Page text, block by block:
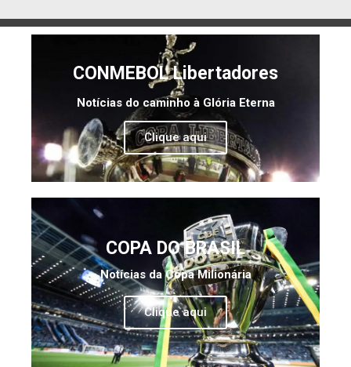
CONMEBOL Libertadores
Notícias do caminho à Glória Eterna
Clique aqui
COPA DO BRASIL
Notícias da Copa Milionária
Clique aqui